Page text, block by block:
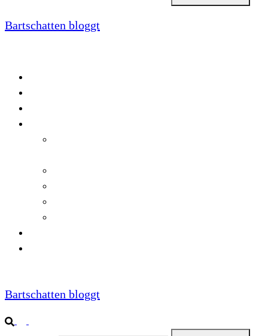
Bartschatten bloggt
Bartschatten bloggt